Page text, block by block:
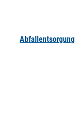
Abfallentsorgung